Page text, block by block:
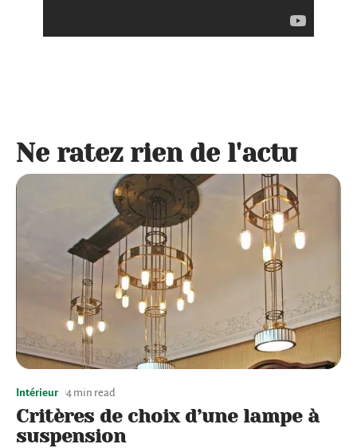
Ne ratez rien de l'actu
Intérieur 4 min read
Critères de choix d’une lampe à
suspension